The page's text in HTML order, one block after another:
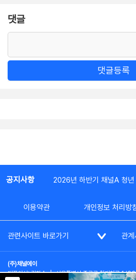
댓글
댓글등록
공지사항 2026년 하반기 채널A 청년
이용약관 개인정보 처리방
관련사이트 바로가기 관계
(주)채널에이
대표이사: 김차수 | 서울특별시 종로구 청계천로 1